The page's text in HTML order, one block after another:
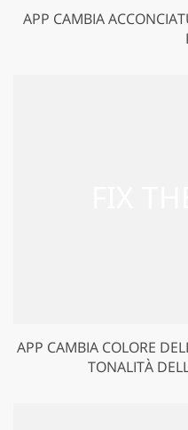
APP CAMBIA
APP CAMBIA COLORE
TONALITÀ